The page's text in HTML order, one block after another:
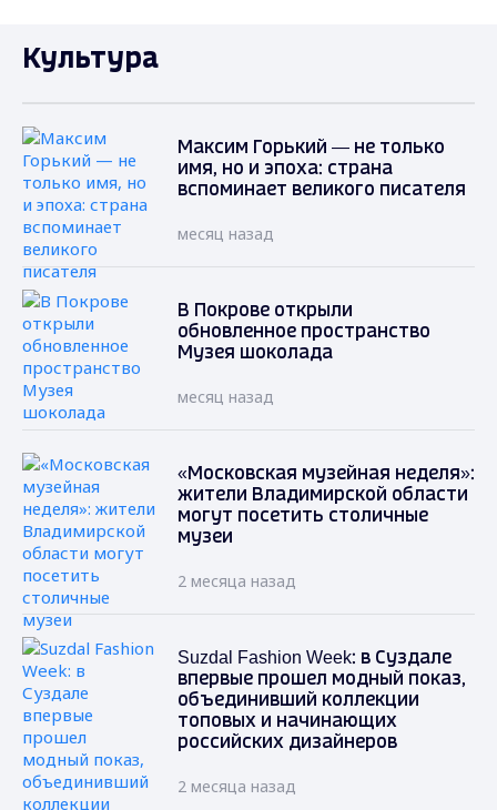
Культура
Максим Горький — не только
имя, но и эпоха: страна
вспоминает великого писателя
месяц назад
В Покрове открыли
обновленное пространство
Музея шоколада
месяц назад
«Московская музейная неделя»:
жители Владимирской области
могут посетить столичные
музеи
2 месяца назад
Suzdal Fashion Week: в Суздале
впервые прошел модный показ,
объединивший коллекции
топовых и начинающих
российских дизайнеров
2 месяца назад